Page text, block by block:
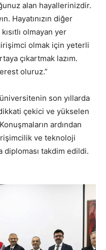
alan hayallerinizdir.
Hayatınızın diğer
olmayan yer
olmak için yeterli
çıkartmak lazım.
oluruz.”
son yıllarda
çekici ve yükselen
ardından
ve teknoloji
diploması takdim edildi.